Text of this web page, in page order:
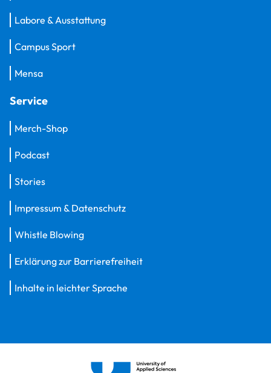
Labore & Ausstattung
Campus Sport
Mensa
Service
Merch-Shop
Podcast
Stories
Impressum & Datenschutz
Whistle Blowing
Erklärung zur Barrierefreiheit
Inhalte in leichter Sprache